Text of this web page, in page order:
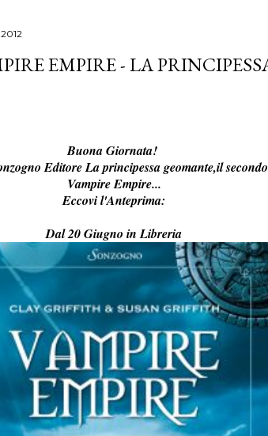
EMPIRE - LA
Buona Giornata!
Editore La principessa geomante,il
Vampire Empire...
Eccovi l'Anteprima:
Dal 20 Giugno in Libreria